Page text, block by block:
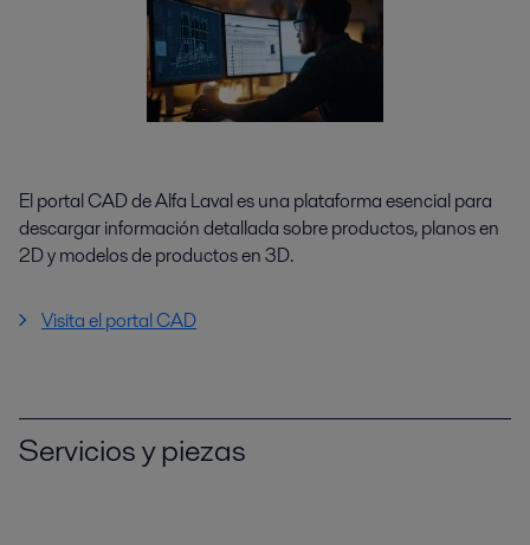
El portal CAD de Alfa Laval es una plataforma esencial para
descargar información detallada sobre productos, planos en
2D y modelos de productos en 3D.
Visita el portal CAD
Servicios y piezas